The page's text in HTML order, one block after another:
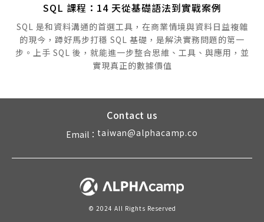
SQL 課程：14 天從基礎語法到實戰案例
SQL 是和資料溝通的首選工具，在商業情境與資料日益複雜
的現今，蹲好馬步打穩 SQL 基礎，是解決實務問題的第一
步。上手 SQL 後，就能進一步整合思維、工具、與應用，並
實現真正的數據價值
Contact us
Email： taiwan@alphacamp.co
© 2024 All Rights Reserved